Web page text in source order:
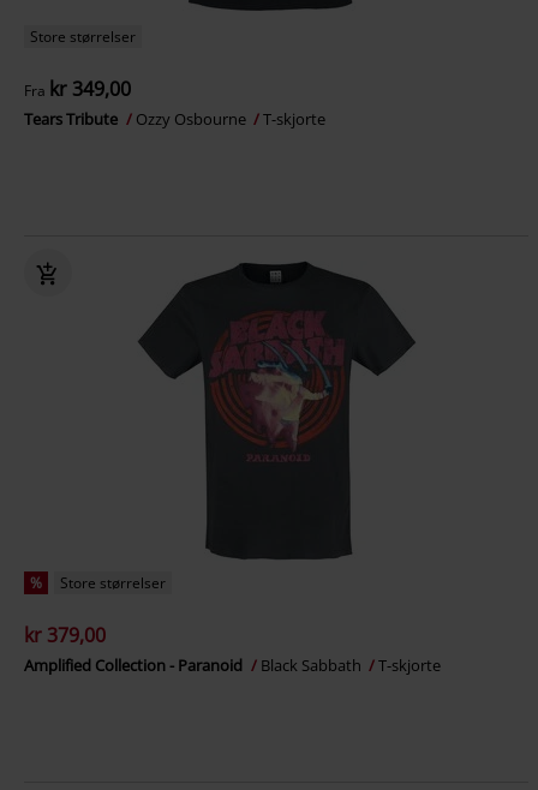
Store størrelser
Fra kr 349,00
Tears Tribute Ozzy Osbourne T-skjorte
% Store størrelser
kr 379,00
Amplified Collection - Paranoid Black Sabbath T-skjorte